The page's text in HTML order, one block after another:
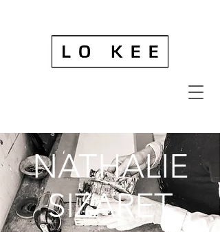
NATHALIE
SIZARET